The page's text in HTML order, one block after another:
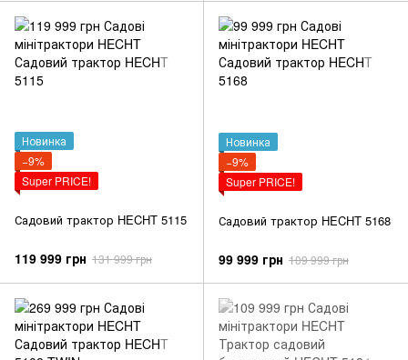
Новинка
−9%
Super PRICE!
Садовий трактор HECHT 5115
119 999 грн 131 999 грн
Новинка
−9%
Super PRICE!
Садовий трактор HECHT 5168
99 999 грн 109 999 грн